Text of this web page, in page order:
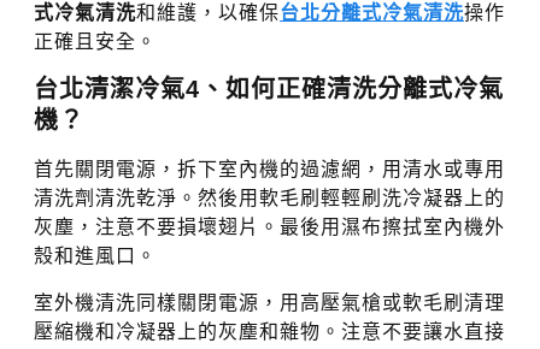
式冷氣清洗和維護，以確保台北分離式冷氣清洗操作
正確且安全。
台北清潔冷氣4、如何正確清洗分離式冷氣
機？
首先關閉電源，拆下室內機的過濾網，用清水或專用
清洗劑清洗乾淨。然後用軟毛刷輕輕刷洗冷凝器上的
灰塵，注意不要損壞翅片。最後用濕布擦拭室內機外
殼和進風口。
室外機清洗同樣關閉電源，用高壓氣槍或軟毛刷清理
壓縮機和冷凝器上的灰塵和雜物。注意不要讓水直接